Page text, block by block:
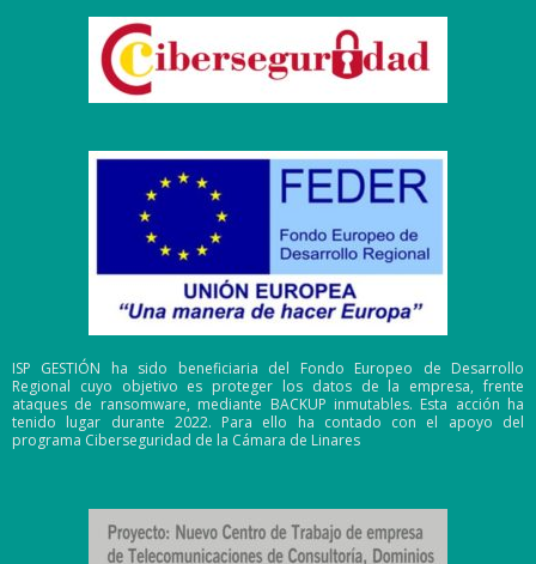
ISP GESTIÓN ha sido beneficiaria del Fondo Europeo de Desarrollo
Regional cuyo objetivo es proteger los datos de la empresa, frente
ataques de ransomware, mediante BACKUP inmutables. Esta acción ha
tenido lugar durante 2022. Para ello ha contado con el apoyo del
programa Ciberseguridad de la Cámara de Linares